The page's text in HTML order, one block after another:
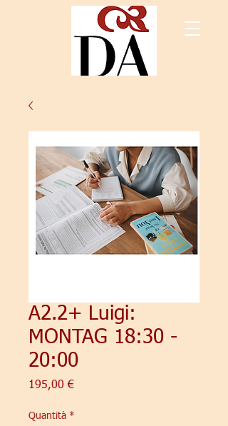
A2.2+ Luigi:
MONTAG 18:30 -
20:00
195,00 €Prezzo
Quantità *